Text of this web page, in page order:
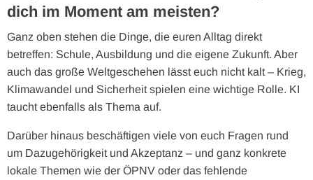
dich im Moment am meisten?
Ganz oben stehen die Dinge, die euren Alltag direkt
betreffen: Schule, Ausbildung und die eigene Zukunft. Aber
auch das große Weltgeschehen lässt euch nicht kalt – Krieg,
Klimawandel und Sicherheit spielen eine wichtige Rolle. KI
taucht ebenfalls als Thema auf.
Darüber hinaus beschäftigen viele von euch Fragen rund
um Dazugehörigkeit und Akzeptanz – und ganz konkrete
lokale Themen wie der ÖPNV oder das fehlende